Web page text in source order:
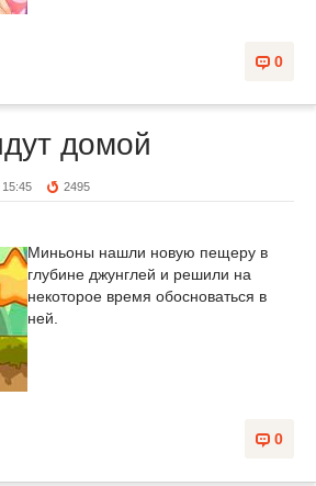
0
домой
2495
Миньоны нашли новую пещеру в
глубине джунглей и решили на
некоторое время обосноваться в
ней.
0